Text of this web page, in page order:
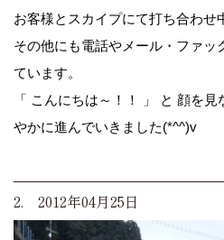
お客様とスカイプにて打ち合わせ
その他にも電話やメール・ファッ
ています。
「 こんにちは～！！ 」 と 顔を
やかに進んでいきました(*^^)v
2. 2012年04月25日